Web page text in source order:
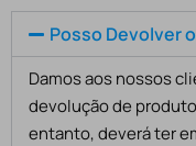
Posso Devolver
Damos aos nossos
devolução de
entanto, deverá ter